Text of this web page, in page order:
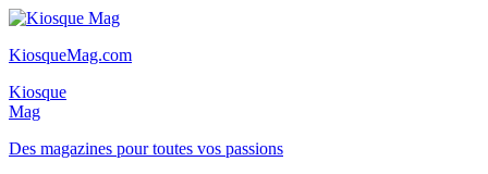
KiosqueMag.com
Kiosque
Mag
Des magazines pour toutes vos passions